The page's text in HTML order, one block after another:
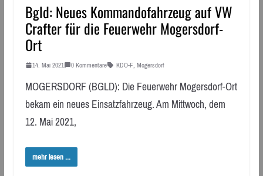
Bgld: Neues Kommandofahrzeug auf VW
Crafter für die Feuerwehr Mogersdorf-
Ort
14. Mai 2021 0 Kommentare KDO-F, Mogersdorf
MOGERSDORF (BGLD): Die Feuerwehr Mogersdorf-Ort
bekam ein neues Einsatzfahrzeug. Am Mittwoch, dem
12. Mai 2021,
mehr lesen ...